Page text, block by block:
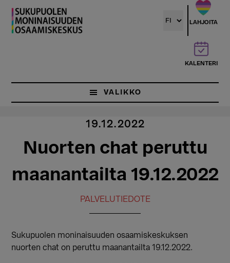
Hyppää
pääsisältöön
LAHJOITA
KALENTERI
VALIKKO
19.12.2022
Nuorten chat peruttu
maanantailta 19.12.2022
PALVELUTIEDOTE
Sukupuolen moninaisuuden osaamiskeskuksen
nuorten chat on peruttu maanantailta 19.12.2022.